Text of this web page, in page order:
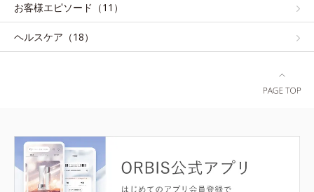
お客様エピソード（11）
ヘルスケア（18）